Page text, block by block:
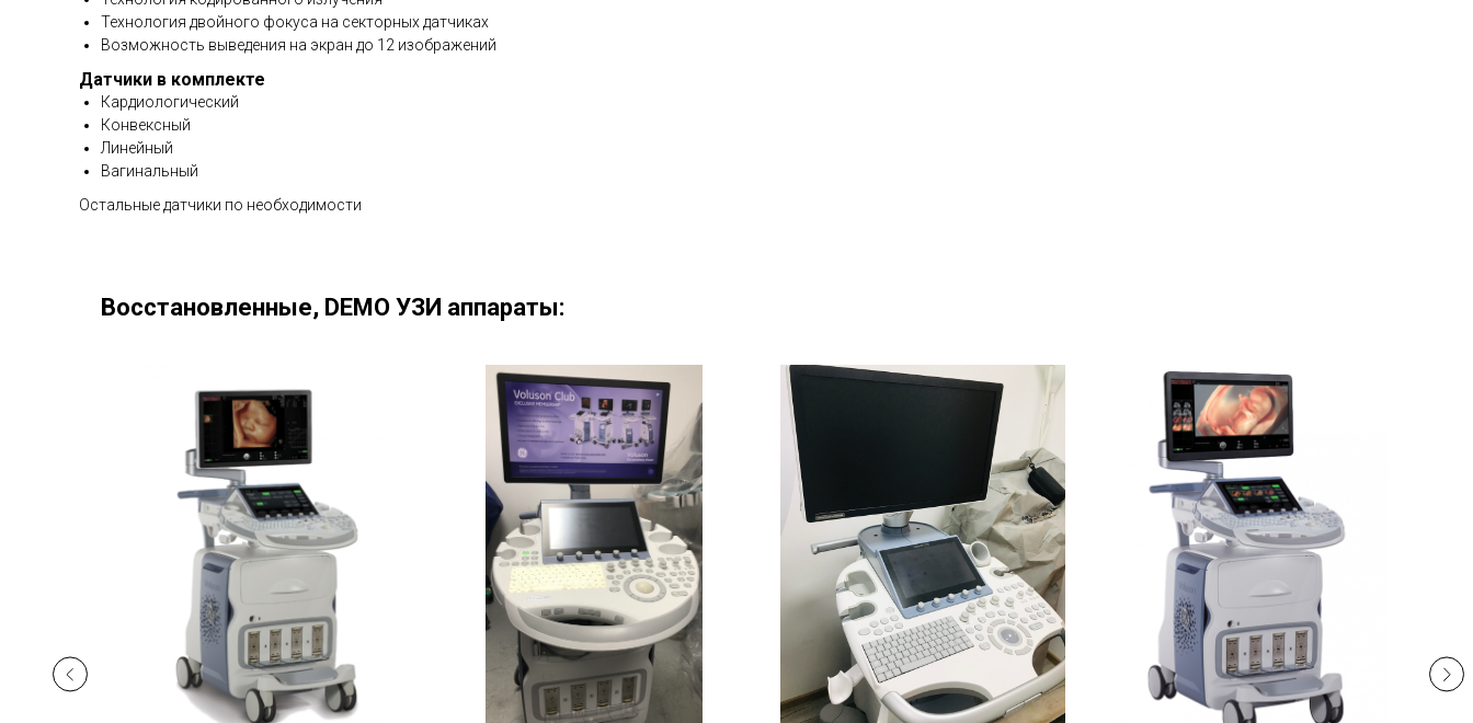
Технология двойного фокуса на секторных датчиках
Возможность выведения на экран до 12 изображений
Датчики в комплекте
Кардиологический
Конвексный
Линейный
Вагинальный
Остальные датчики по необходимости
Восстановленные, DEMO УЗИ аппараты: